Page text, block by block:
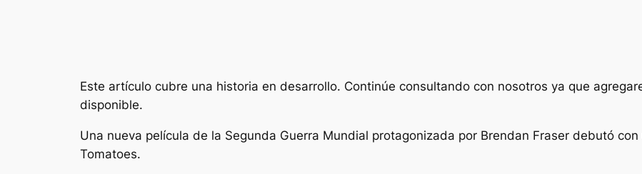
Este artículo cubre una historia en desarrollo. Continúe consultando con nosotros ya que
disponible.
Una nueva película de la Segunda Guerra Mundial protagonizada por Brendan Fraser debutó
Tomatoes.